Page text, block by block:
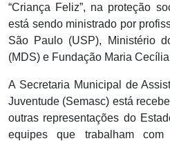
“Criança Feliz”, na proteção
está sendo ministrado por
São Paulo (USP), Ministério
(MDS) e Fundação Maria
A Secretaria Municipal de
Juventude (Semasc) está
outras representações do
equipes que trabalham